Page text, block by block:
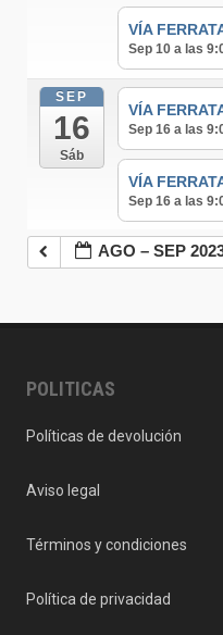
VÍA
Sep 10 a las
SEP
16
Sáb
VÍA
Sep 16 a las
VÍA
Sep 16 a las
AGO – SEP
POLITICAS
Políticas de devolución
Aviso legal
Términos y condiciones
Política de privacidad